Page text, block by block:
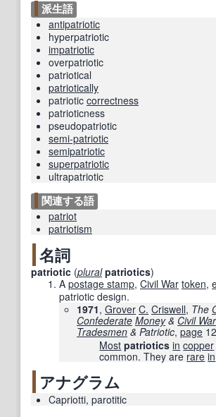
派生語
antipatriotic
hyperpatriotic
impatriotic
overpatriotic
patriotical
patriotically
patriotic correctness
patrioticness
pseudopatriotic
semi-patriotic
semipatriotic
superpatriotic
ultrapatriotic
関連する語
patriot
patriotism
名詞
patriotic (plural patriotics)
A postage stamp, Civil War token,
patriotic design.
1971, Grover C. Criswell, The
Confederate Money& Civil War
Tradesmen & Patriotic, page
Most patriotics in copper
common. They are rare in
アナグラム
Capriotti, parotitic